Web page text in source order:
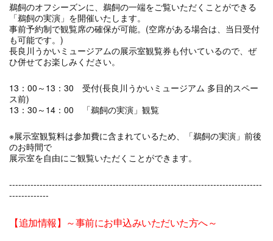
鵜飼のオフシーズンに、鵜飼の一端をご覧いただくことができる
「鵜飼の実演」を開催いたします。
事前予約制で観覧席の確保が可能。(空席がある場合は、当日受付
も可能です。)
長良川うかいミュージアムの展示室観覧券も付いているので、ぜ
ひ併せてお楽しみください。
13：00～13：30 受付(長良川うかいミュージアム 多目的スペー
ス前)
13：30～14：00 「鵜飼の実演」観覧
※展示室観覧料は参加費に含まれているため、「鵜飼の実演」前後
のお時間で
展示室を自由にご観覧いただくことができます。
-----------------------------------------------------------------------------------
-------------
【追加情報】～事前にお申込みいただいた方へ～